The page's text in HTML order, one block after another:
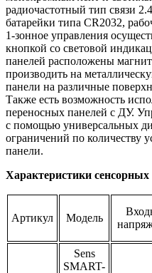
радиочастотный тип связи
батарейки типа CR2032,
1-зонное управления
кнопкой со световой
панелей расположены
производить на
панели на различные
Также есть возможность
переносных панелей с ДУ.
с помощью универсальных
ограничений по количеству
панели.
Характеристики
Артикул Модель
Sens
SMART-